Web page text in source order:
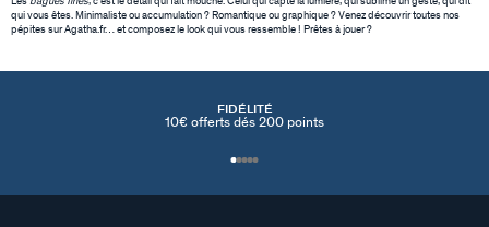
qui vous êtes. Minimaliste ou accumulation ? Romantique ou graphique ? Venez découvrir toutes nos
pépites sur Agatha.fr… et composez le look qui vous ressemble ! Prêtes à jouer ?
FIDÉLITÉ
10€ offerts dés 200 points